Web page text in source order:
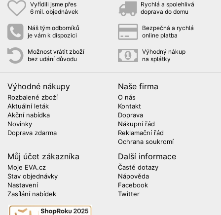
Vyřídili jsme přes
6 mil. objednávek
Rychlá a spolehlivá
doprava do domu
Náš tým odborníků
je vám k dispozici
Bezpečná a rychlá
online platba
Možnost vrátit zboží
bez udání důvodu
Výhodný nákup
na splátky
Výhodné nákupy
Rozbalené zboží
Aktuální leták
Akční nabídka
Novinky
Doprava zdarma
Naše firma
O nás
Kontakt
Doprava
Nákupní řád
Reklamační řád
Ochrana soukromí
Můj účet zákazníka
Moje EVA.cz
Stav objednávky
Nastavení
Zasílání nabídek
Další informace
Časté dotazy
Nápověda
Facebook
Twitter